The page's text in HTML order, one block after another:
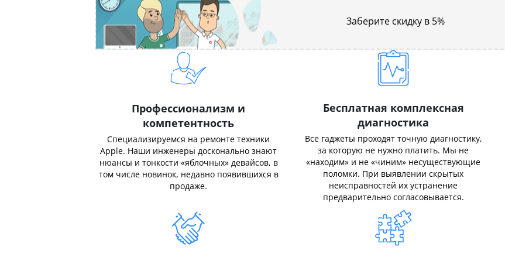
Заберите скидку в 5%
Профессионализм и
компетентность
Специализируемся на ремонте техники
Apple. Наши инженеры досконально знают
нюансы и тонкости «яблочных» девайсов, в
том числе новинок, недавно появившихся в
продаже.
Бесплатная комплексная
диагностика
Все гаджеты проходят точную диагностику,
за которую не нужно платить. Мы не
«находим» и не «чиним» несуществующие
поломки. При выявлении скрытых
неисправностей их устранение
предварительно согласовывается.